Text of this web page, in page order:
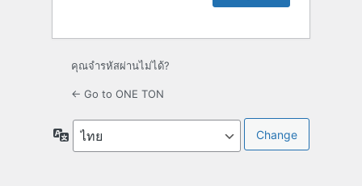
คุณจำรหัสผ่านไม่ได้?
← Go to ONE TON
Language